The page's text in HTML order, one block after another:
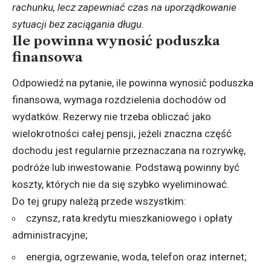
rachunku, lecz zapewniać czas na uporządkowanie
sytuacji bez zaciągania długu.
Ile powinna wynosić poduszka
finansowa
Odpowiedź na pytanie, ile powinna wynosić poduszka
finansowa, wymaga rozdzielenia dochodów od
wydatków. Rezerwy nie trzeba obliczać jako
wielokrotności całej pensji, jeżeli znaczna część
dochodu jest regularnie przeznaczana na rozrywkę,
podróże lub inwestowanie. Podstawą powinny być
koszty, których nie da się szybko wyeliminować.
Do tej grupy należą przede wszystkim:
czynsz, rata kredytu mieszkaniowego i opłaty
administracyjne;
energia, ogrzewanie, woda, telefon oraz internet;